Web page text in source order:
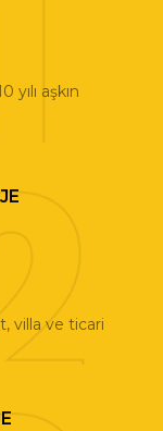
yılı aşkın
villa ve ticari